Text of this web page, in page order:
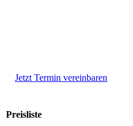
Jetzt Termin vereinbaren
Preisliste